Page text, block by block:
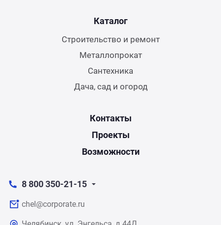
Каталог
Строительство и ремонт
Металлопрокат
Сантехника
Дача, сад и огород
Контакты
Проекты
Возможности
8 800 350-21-15
chel@corporate.ru